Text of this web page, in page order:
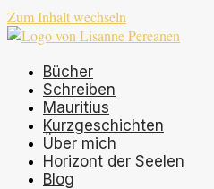
Zum Inhalt wechseln
Bücher
Schreiben
Mauritius
Kurzgeschichten
Über mich
Horizont der Seelen
Blog